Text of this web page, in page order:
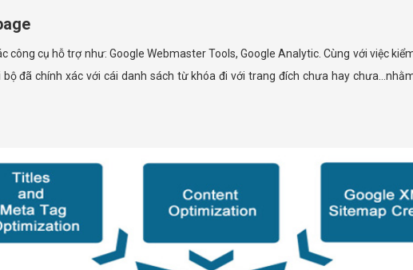
công cụ hỗ trợ như: Google Webmaster Tools, Google Analytic. Cùng với việc
đã chính xác với cái danh sách từ khóa đi với trang đích chưa hay